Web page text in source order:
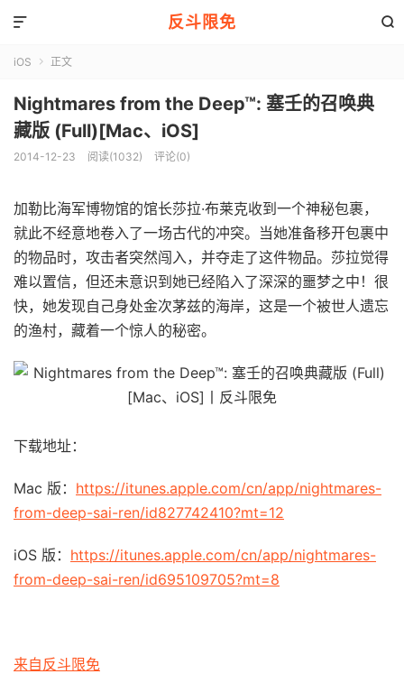
反斗限免 

iOS  正文
Nightmares from the Deep™: 塞壬的召唤典
藏版 (Full)[Mac、iOS]
2014-12-23 阅读(1032) 评论(0)
加勒比海军博物馆的馆长莎拉·布莱克收到一个神秘包裹，
就此不经意地卷入了一场古代的冲突。当她准备移开包裹中
的物品时，攻击者突然闯入，并夺走了这件物品。莎拉觉得
难以置信，但还未意识到她已经陷入了深深的噩梦之中！很
快，她发现自己身处金次茅兹的海岸，这是一个被世人遗忘
的渔村，藏着一个惊人的秘密。
下载地址：
Mac 版： https://itunes.apple.com/cn/app/nightmares-
from-deep-sai-ren/id827742410?mt=12
iOS 版： https://itunes.apple.com/cn/app/nightmares-
from-deep-sai-ren/id695109705?mt=8
来自反斗限免